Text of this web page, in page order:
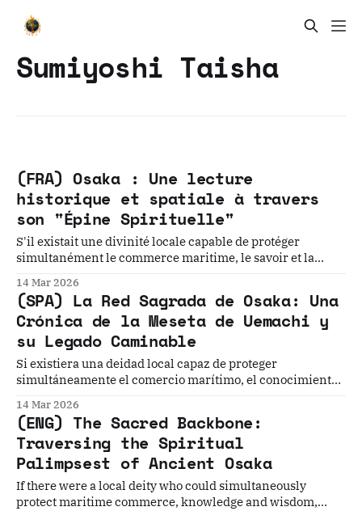
Sumiyoshi Taisha
(FRA) Osaka : Une lecture
historique et spatiale à travers
son "Épine Spirituelle"
S'il existait une divinité locale capable de protéger
simultanément le commerce maritime, le savoir et la
d'éloigner le malheur – une divinité qui protégerait tous
les esprits – seriez-vous prêt à lui rendre visite ?
14 Mar 2026
(SPA) La Red Sagrada de Osaka: Una
Crónica de la Meseta de Uemachi y
su Legado Caminable
Si existiera una deidad local capaz de proteger
simultáneamente el comercio marítimo, el conocimiento
descendientes, y alejar la desgracia —una deidad que
pudiera proteger a todos los espíritus—, ¿estarías dispuesto
a visitarla?
14 Mar 2026
(ENG) The Sacred Backbone:
Traversing the Spiritual
Palimpsest of Ancient Osaka
If there were a local deity who could simultaneously
protect maritime commerce, knowledge and wisdom,